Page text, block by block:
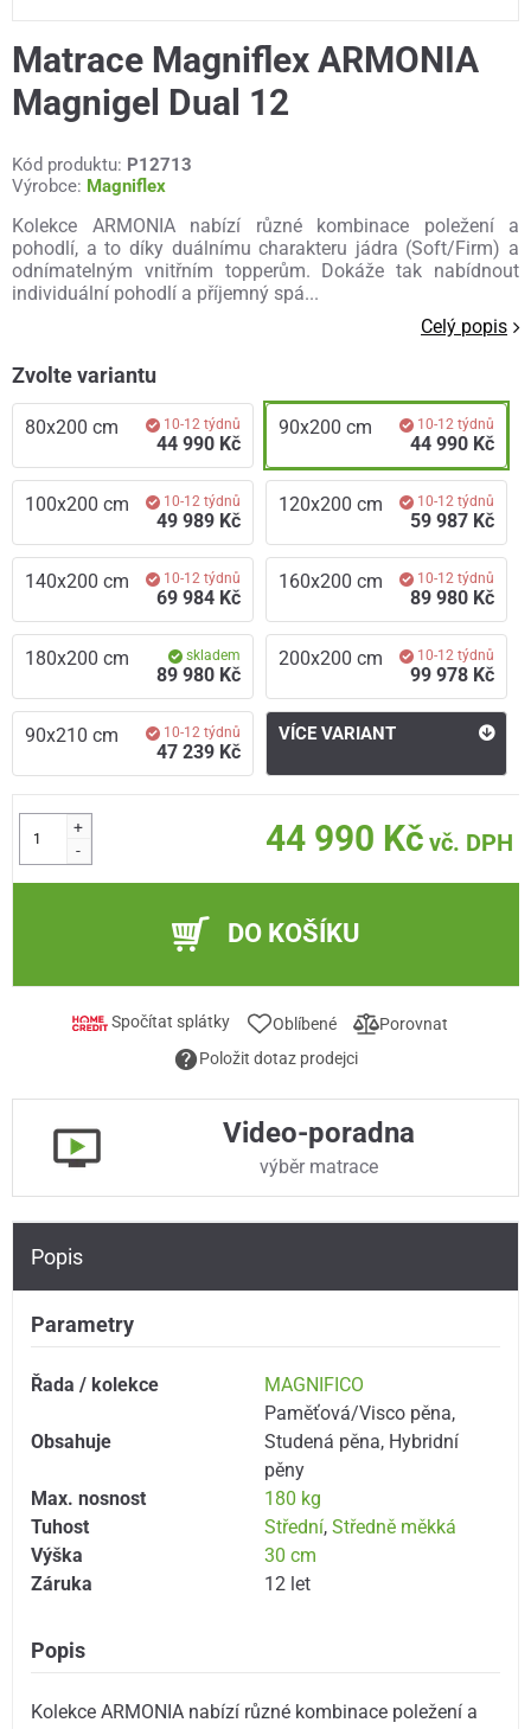
Matrace Magniflex ARMONIA
Magnigel Dual 12
Kód produktu: P12713
Výrobce: Magniflex
Kolekce ARMONIA nabízí různé kombinace poležení a
pohodlí, a to díky duálnímu charakteru jádra (Soft/Firm) a
odnímatelným vnitřním topperům. Dokáže tak nabídnout
individuální pohodlí a příjemný spá...
Celý popis
Zvolte variantu
80x200 cm 10-12 týdnů
44 990 Kč
90x200 cm 10-12 týdnů
44 990 Kč
100x200 cm 10-12 týdnů
49 989 Kč
120x200 cm 10-12 týdnů
59 987 Kč
140x200 cm 10-12 týdnů
69 984 Kč
160x200 cm 10-12 týdnů
89 980 Kč
180x200 cm skladem
89 980 Kč
200x200 cm 10-12 týdnů
99 978 Kč
90x210 cm 10-12 týdnů
47 239 Kč
VÍCE VARIANT
+
-
44 990 Kč vč. DPH
DO KOŠÍKU
Spočítat splátky Oblíbené
Porovnat
Položit dotaz prodejci
Video-poradna
výběr matrace
Popis
Parametry
Řada / kolekce MAGNIFICO
Obsahuje
Paměťová/Visco pěna,
Studená pěna, Hybridní
pěny
Max. nosnost
180 kg
Tuhost
Střední,Středně měkká
Výška
30 cm
Záruka
12 let
Popis
Kolekce ARMONIA nabízí různé kombinace poležení a